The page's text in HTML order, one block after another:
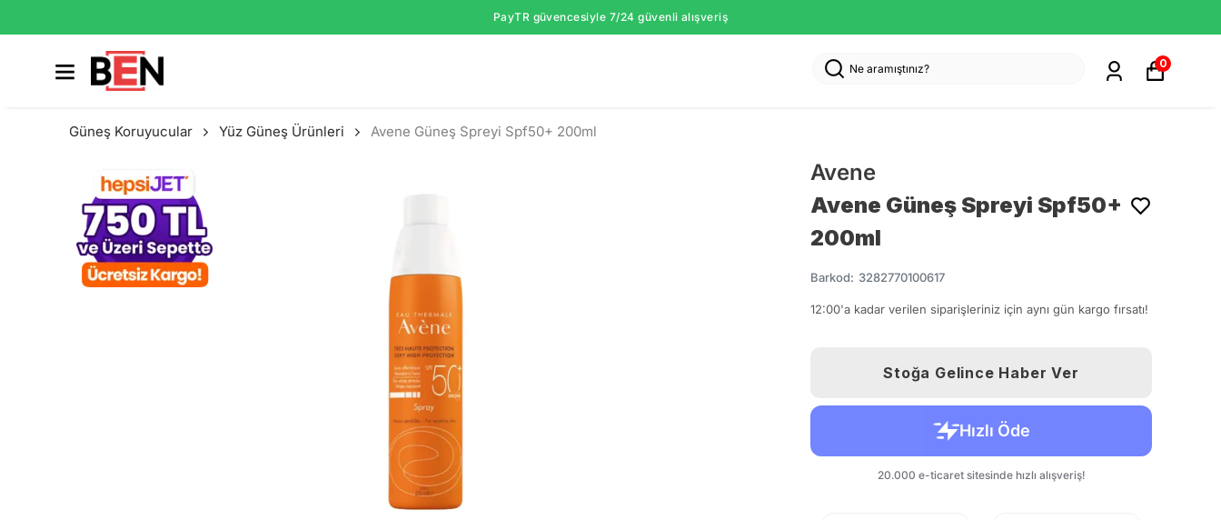
PayTR güvencesiyle 7/24 güvenli alışveriş
0
Güneş Koruyucular Yüz Güneş Ürünleri Avene Güneş Spreyi Spf50+ 200ml
Avene
Avene Güneş Spreyi Spf50+
200ml
Barkod: 3282770100617
12:00'a kadar verilen siparişleriniz için aynı gün kargo fırsatı!
Stoğa Gelince Haber Ver